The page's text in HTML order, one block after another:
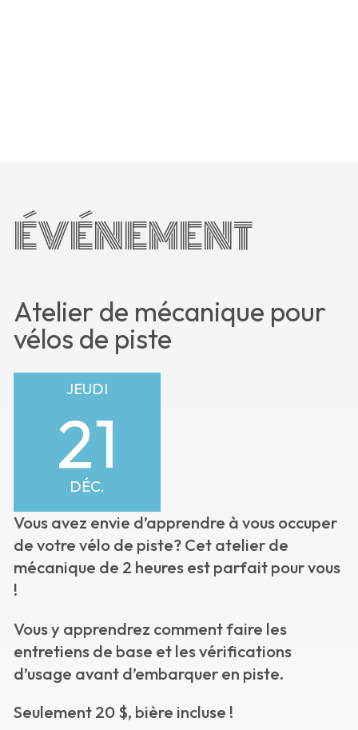
ÉVÉNEMENT
Atelier de mécanique pour
vélos de piste
JEUDI
21
DÉC.
Vous avez envie d’apprendre à vous occuper
de votre vélo de piste? Cet atelier de
mécanique de 2 heures est parfait pour vous
!
Vous y apprendrez comment faire les
entretiens de base et les vérifications
d’usage avant d’embarquer en piste.
Seulement 20 $, bière incluse !